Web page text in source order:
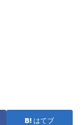
はてブ